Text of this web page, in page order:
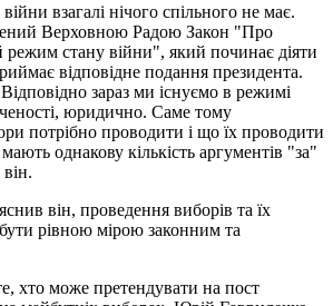
взагалі нічого спільного не має.
Верховною Радою Закон "Про
стану війни", який починає діяти
відповідне подання президента.
зараз ми існуємо в режимі
юридично. Саме тому
потрібно проводити і що їх проводити
однакову кількість аргументів "за"
він, проведення виборів та їх
рівною мірою законним та
хто може претендувати на пост